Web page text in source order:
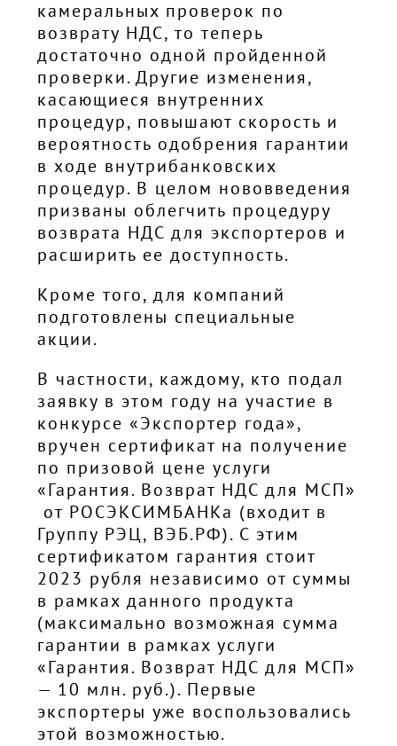
камеральных проверок по
возврату НДС, то теперь
достаточно одной пройденной
проверки. Другие изменения,
касающиеся внутренних
процедур, повышают скорость и
вероятность одобрения гарантии
в ходе внутрибанковских
процедур. В целом нововведения
призваны облегчить процедуру
возврата НДС для экспортеров и
расширить ее доступность.
Кроме того, для компаний
подготовлены специальные
акции.
В частности, каждому, кто подал
заявку в этом году на участие в
конкурсе «Экспортер года»,
вручен сертификат на получение
по призовой цене услуги
«Гарантия. Возврат НДС для МСП»
от РОСЭКСИМБАНКа (входит в
Группу РЭЦ, ВЭБ.РФ). С этим
сертификатом гарантия стоит
2023 рубля независимо от суммы
в рамках данного продукта
(максимально возможная сумма
гарантии в рамках услуги
«Гарантия. Возврат НДС для МСП»
— 10 млн. руб.). Первые
экспортеры уже воспользовались
этой возможностью.